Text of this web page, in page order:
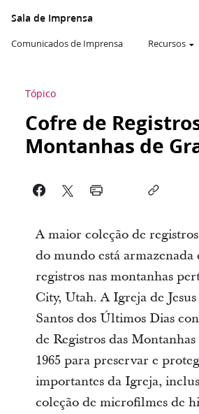
Sala de Imprensa
Comunicados de Imprensa Recursos
Tópico
Cofre de
Montanhas de
A maior coleção de
do mundo está
registros nas montanhas
City, Utah. A Igreja de
Santos dos Últimos Dias
de Registros das
1965 para preservar e
importantes da Igreja,
coleção de microfilmes de